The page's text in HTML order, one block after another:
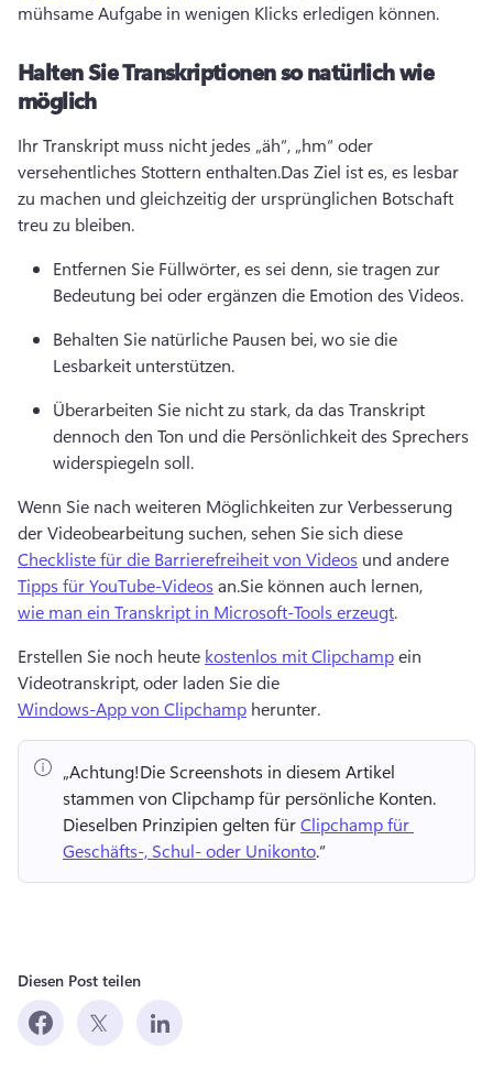
mühsame Aufgabe in wenigen Klicks erledigen können.
Halten Sie Transkriptionen so natürlich wie
möglich
Ihr Transkript muss nicht jedes „äh“, „hm“ oder
versehentliches Stottern enthalten.Das Ziel ist es, es lesbar
zu machen und gleichzeitig der ursprünglichen Botschaft
treu zu bleiben.
Entfernen Sie Füllwörter, es sei denn, sie tragen zur
Bedeutung bei oder ergänzen die Emotion des Videos.
Behalten Sie natürliche Pausen bei, wo sie die
Lesbarkeit unterstützen.
Überarbeiten Sie nicht zu stark, da das Transkript
dennoch den Ton und die Persönlichkeit des Sprechers
widerspiegeln soll.
Wenn Sie nach weiteren Möglichkeiten zur Verbesserung
der Videobearbeitung suchen, sehen Sie sich diese
Checkliste für die Barrierefreiheit von Videos und andere
Tipps für YouTube-Videos an.Sie können auch lernen,
wie man ein Transkript in Microsoft-Tools erzeugt.
Erstellen Sie noch heute kostenlos mit Clipchamp ein
Videotranskript, oder laden Sie die
Windows-App von Clipchamp herunter.
„Achtung!Die Screenshots in diesem Artikel
Dieselben Prinzipien gelten für Clipchamp für
Geschäfts-, Schul- oder Unikonto.“
Diesen Post teilen